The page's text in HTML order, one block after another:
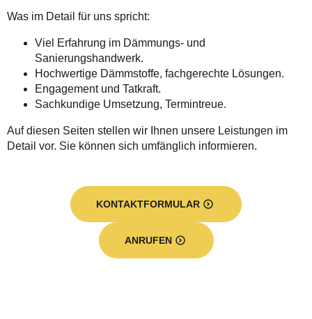
Was im Detail für uns spricht:
Viel Erfahrung im Dämmungs- und
Sanierungshandwerk.
Hochwertige Dämmstoffe, fachgerechte Lösungen.
Engagement und Tatkraft.
Sachkundige Umsetzung, Termintreue.
Auf diesen Seiten stellen wir Ihnen unsere Leistungen im
Detail vor. Sie können sich umfänglich informieren.
KONTAKTFORMULAR
ANRUFEN